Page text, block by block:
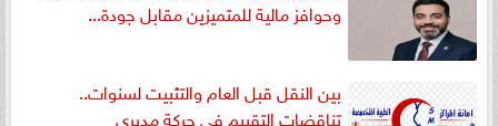
وحوافز مالية للمتميزين مقابل جودة...
بين النقل قبل العام والتثبيت لسنوات..
تناقضات التقييم في حركة مديري